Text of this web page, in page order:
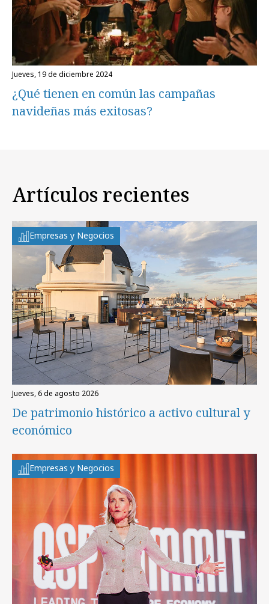
jueves, 19 de diciembre 2024
¿Qué tienen en común las campañas
navideñas más exitosas?
Artículos recientes
Empresas y Negocios
jueves, 6 de agosto 2026
De patrimonio histórico a activo cultural y
económico
Empresas y Negocios